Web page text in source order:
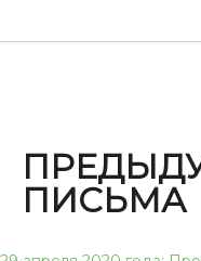
ПИСЬМА